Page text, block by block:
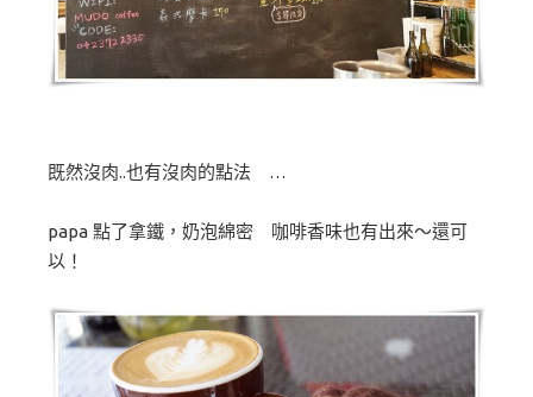
既然沒肉..也有沒肉的點法 …
papa 點了拿鐵，奶泡綿密 咖啡香味也有出來～還可
以！